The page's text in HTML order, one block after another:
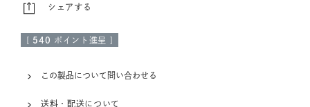
シェアする
[ 540 ポイント進呈 ]
この製品について問い合わせる
送料・配送について